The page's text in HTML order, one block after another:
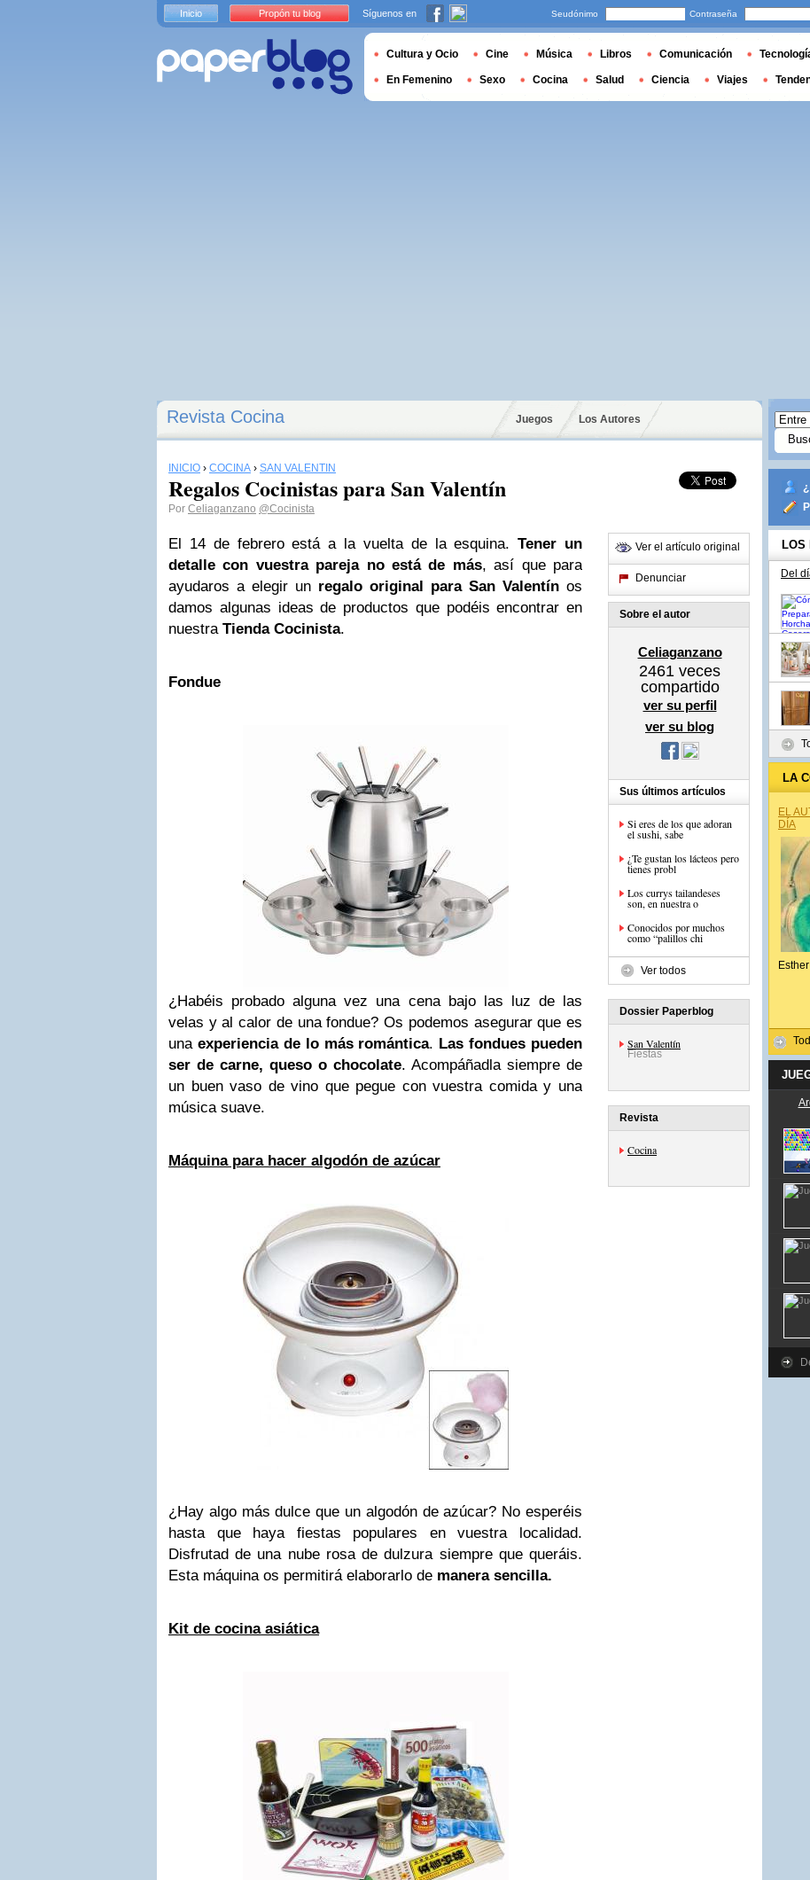
Revista Cocina Juegos Los Autores
INICIO › COCINA › SAN VALENTÍN
Regalos Cocinistas para San Valentín
Por Celiaganzano @Cocinista
El 14 de febrero está a la vuelta de la esquina.Tener un
detalle con vuestra pareja no está de más, así que para
ayudaros a elegir un regalo original para San Valentín os
damos algunas ideas de productos que podéis encontrar en
nuestra Tienda Cocinista.
Fondue
¿Habéis probado alguna vez una cena bajo las luz de las
velas y al calor de una fondue? Os podemos asegurar que es
una experiencia de lo más romántica. Las fondues pueden
ser de carne, queso o chocolate. Acompáñadla siempre de
un buen vaso de vino que pegue con vuestra comida y una
música suave.
Máquina para hacer algodón de azúcar
¿Hay algo más dulce que un algodón de azúcar? No esperéis
hasta que haya fiestas populares en vuestra localidad.
Disfrutad de una nube rosa de dulzura siempre que queráis.
Esta máquina os permitirá elaborarlo de manera sencilla.
Kit de cocina asiática
Ver el artículo original
Denunciar
Sobre el autor
Celiaganzano
2461 veces
compartido
ver su perfil
ver su blog
Sus últimos artículos
Si eres de los que adoran
el sushi, sabe
¿Te gustan los lácteos pero
tienes probl
Los currys tailandeses
son, en nuestra o
Conocidos por muchos
como “palillos chi
Ver todos
Dossier Paperblog
San Valentín
Fiestas
Revista
Cocina
LOS
Del
LA
EL
DÍA
Inicio Propón tu blog Síguenos en Seudónimo Contraseña
Cultura y Ocio Cine Música Libros Comunicación
En Femenino Sexo Cocina Salud Ciencia Viajes